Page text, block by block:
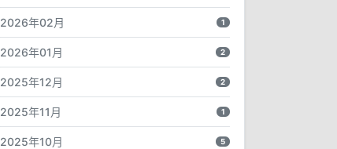
2026年02月 1
2026年01月 2
2025年12月 2
2025年11月 1
2025年10月 5